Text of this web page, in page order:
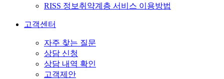
RISS 정보취약계층 서비스 이용방법
고객센터
자주 찾는 질문
상담 신청
상담 내역 확인
고객제안